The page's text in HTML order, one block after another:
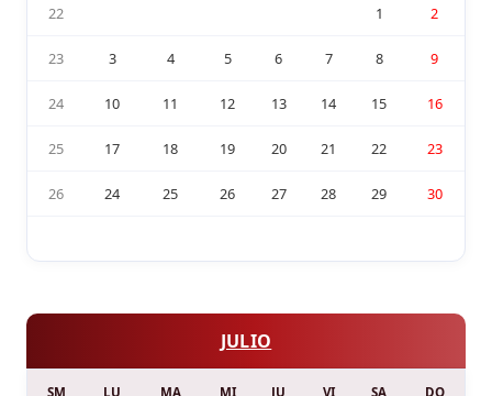
22 1 2
23 3 4 5 6 7 8 9
24 10 11 12 13 14 15 16
25 17 18 19 20 21 22 23
26 24 25 26 27 28 29 30
JULIO
SM LU MA MI JU VI SA DO